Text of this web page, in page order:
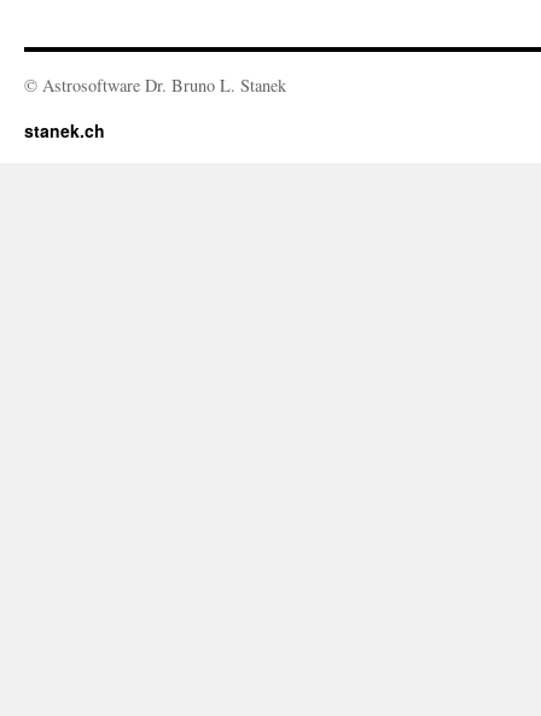
© Astrosoftware Dr. Bruno L. Stanek
stanek.ch